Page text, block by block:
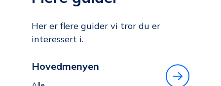
Her er flere guider vi tror du er
interessert i.
Hovedmenyen